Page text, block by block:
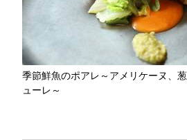
季節鮮魚のポアレ～アメリケーヌ、
ューレ～